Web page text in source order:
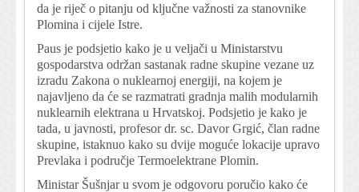
da je riječ o pitanju od ključne važnosti za stanovnike
Plomina i cijele Istre.
Paus je podsjetio kako je u veljači u Ministarstvu
gospodarstva održan sastanak radne skupine vezane uz
izradu Zakona o nuklearnoj energiji, na kojem je
najavljeno da će se razmatrati gradnja malih modularnih
nuklearnih elektrana u Hrvatskoj. Podsjetio je kako je
tada, u javnosti, profesor dr. sc. Davor Grgić, član radne
skupine, istaknuo kako su dvije moguće lokacije upravo
Prevlaka i područje Termoelektrane Plomin.
Ministar Šušnjar u svom je odgovoru poručio kako će